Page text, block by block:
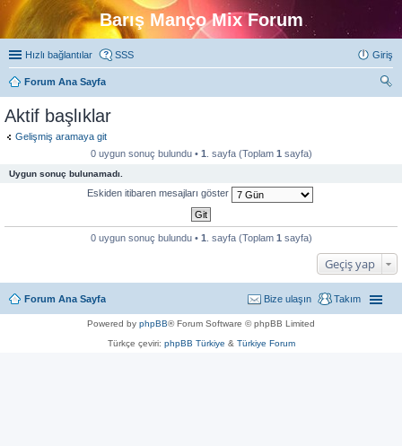
Barış Manço Mix Forum
Hızlı bağlantılar SSS Giriş
Forum Ana Sayfa
Aktif başlıklar
Gelişmiş aramaya git
0 uygun sonuç bulundu • 1 . sayfa (Toplam 1 sayfa)
Uygun sonuç bulunamadı.
Eskiden itibaren mesajları göster
0 uygun sonuç bulundu • 1 . sayfa (Toplam 1 sayfa)
Geçiş yap
Forum Ana Sayfa Takım
Bize ulaşın
Powered by phpBB® Forum Software © phpBB Limited
Türkçe çeviri: phpBB Türkiye & Türkiye Forum